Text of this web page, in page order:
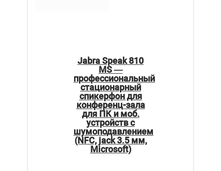
Jabra Speak 810
MS —
профессиональный
стационарный
спикерфон для
конференц-зала
для ПК и моб.
устройств с
шумоподавлением
(NFC, jack 3.5 мм,
Microsoft)